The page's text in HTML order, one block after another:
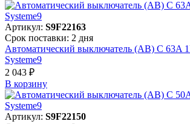
Артикул: S9F22163
Срок поставки: 2 дня
Автоматический выключатель (АВ) C 63A
Systeme9
2 043 ₽
В корзинy
Артикул: S9F22150